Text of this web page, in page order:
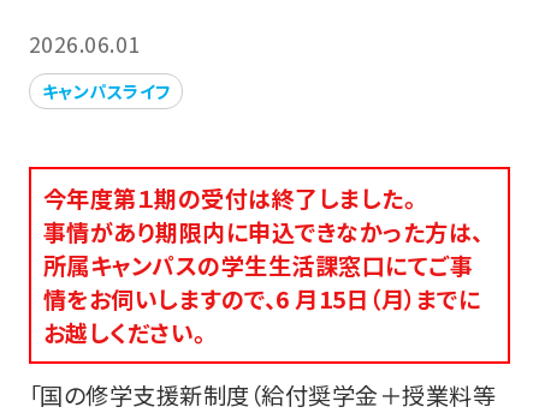
2026.06.01
キャンパスライフ
今年度第１期の受付は終了しました。
事情があり期限内に申込できなかった方は、
所属キャンパスの学生生活課窓口にてご事
情をお伺いしますので、6 月15日（月）までに
お越しください。
「国の修学支援新制度（給付奨学金＋授業料等